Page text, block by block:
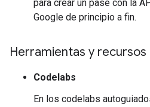
para crear un pase con la
Google de principio a fin.
Herramientas y recursos
Codelabs
En los codelabs